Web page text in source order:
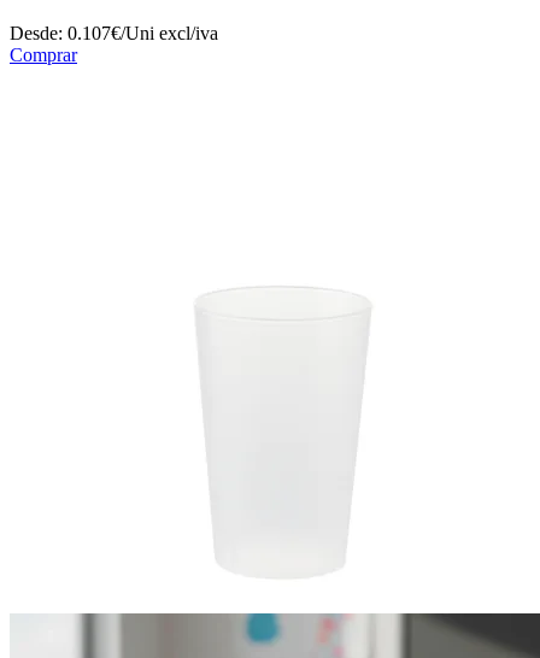
Desde: 0.107€/Uni excl/iva
Comprar